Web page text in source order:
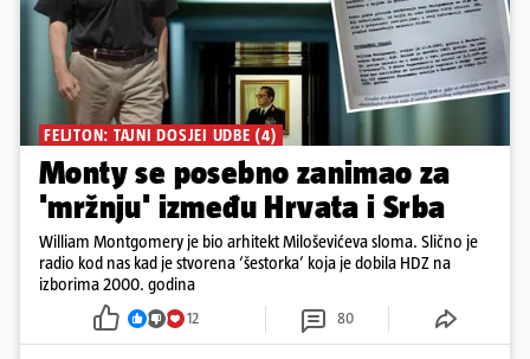
FELJTON: TAJNI DOSJEI UDBE (4)
Monty se posebno zanimao za
'mržnju' između Hrvata i Srba
William Montgomery je bio arhitekt Miloševićeva sloma. Slično je
radio kod nas kad je stvorena ‘šestorka’ koja je dobila HDZ na
izborima 2000. godina
12 80